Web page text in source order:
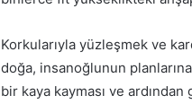
Korkularıyla yüzleşmek ve
doğa, insanoğlunun
bir kaya kayması ve